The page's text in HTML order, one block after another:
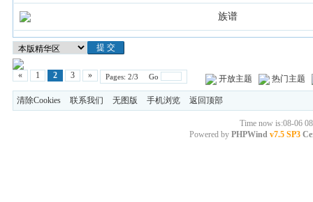
族谱
« 1 2 3 » Pages: 2/3 Go 开放主题 热门主题
清除Cookies 联系我们 无图版 手机浏览 返回顶部
Time now is:08-06
Powered byPHPWind v7.5 SP3